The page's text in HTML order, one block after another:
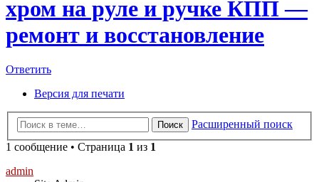
хром на руле и ручке КПП —
ремонт и восстановление
Ответить
Версия для печати
Поиск
Расширенный поиск
1 сообщение • Страница 1 из 1
admin